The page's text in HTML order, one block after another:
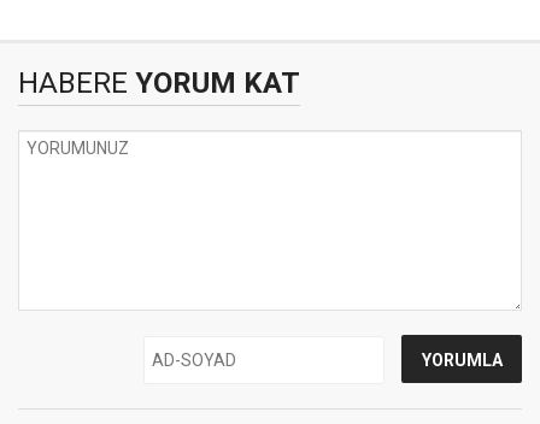
HABERE YORUM KAT